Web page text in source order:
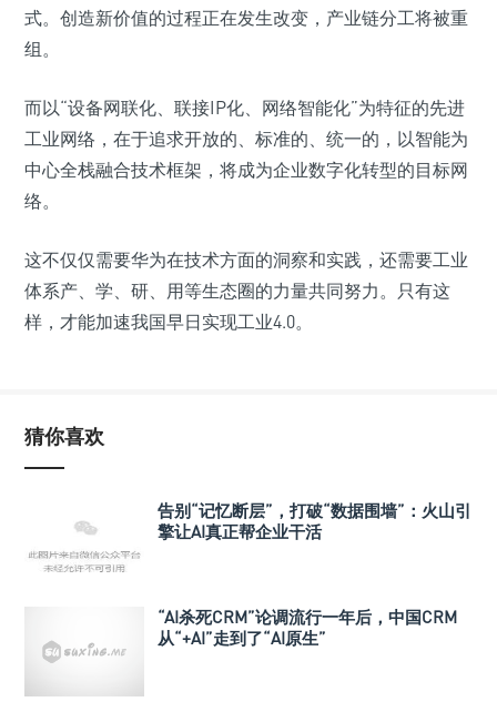
式。创造新价值的过程正在发生改变，产业链分工将被重
组。
而以“设备网联化、联接IP化、网络智能化”为特征的先进
工业网络，在于追求开放的、标准的、统一的，以智能为
中心全栈融合技术框架，将成为企业数字化转型的目标网
络。
这不仅仅需要华为在技术方面的洞察和实践，还需要工业
体系产、学、研、用等生态圈的力量共同努力。只有这
样，才能加速我国早日实现工业4.0。
猜你喜欢
告别“记忆断层”，打破“数据围墙”：火山引
擎让AI真正帮企业干活
“AI杀死CRM”论调流行一年后，中国CRM
从“+AI”走到了“AI原生”